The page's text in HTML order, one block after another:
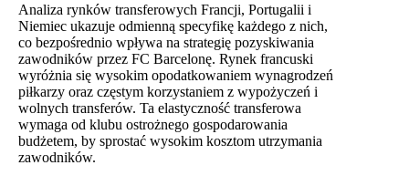
Analiza rynków transferowych Francji, Portugalii i
Niemiec ukazuje odmienną specyfikę każdego z nich,
co bezpośrednio wpływa na strategię pozyskiwania
zawodników przez FC Barcelonę. Rynek francuski
wyróżnia się wysokim opodatkowaniem wynagrodzeń
piłkarzy oraz częstym korzystaniem z wypożyczeń i
wolnych transferów. Ta elastyczność transferowa
wymaga od klubu ostrożnego gospodarowania
budżetem, by sprostać wysokim kosztom utrzymania
zawodników.